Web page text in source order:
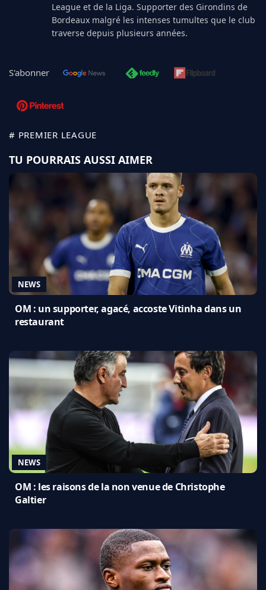
League et de la Liga. Supporter des Girondins de
Bordeaux malgré les intenses tumultes que le club
traverse depuis plusieurs années.
S'abonner
# PREMIER LEAGUE
TU POURRAIS AUSSI AIMER
NEWS
OM : un supporter, agacé, accoste Vitinha dans un
restaurant
NEWS
OM : les raisons de la non venue de Christophe
Galtier